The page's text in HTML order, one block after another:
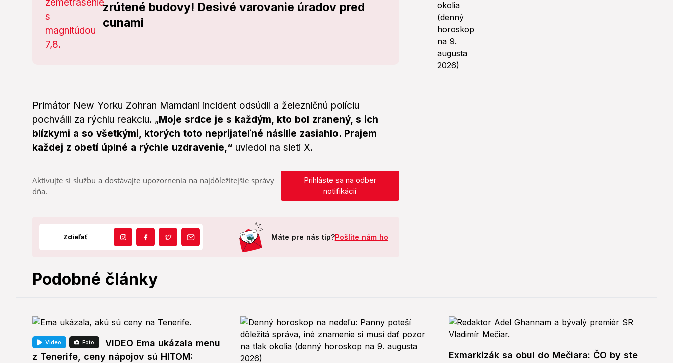
zrútené budovy! Desivé varovanie úradov pred
cunami
Primátor New Yorku Zohran Mamdani incident odsúdil a železničnú políciu
pochválil za rýchlu reakciu. „Moje srdce je s každým, kto bol zranený, s ich
blízkymi a so všetkými, ktorých toto neprijateľné násilie zasiahlo. Prajem
každej z obetí úplné a rýchle uzdravenie,“ uviedol na sieti X.
Aktivujte si službu a dostávajte upozornenia na najdôležitejšie správy
dňa.
Prihláste sa na odber
notifikácií
Zdieľať Máte pre nás tip?Pošlite nám ho
Podobné články
Video Foto
VIDEO Ema ukázala menu
z Tenerife, ceny nápojov sú HITOM:
Exmarkizák sa obul do Mečiara: ČO by ste